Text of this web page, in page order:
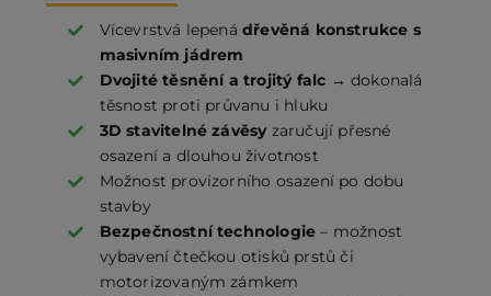
Vícevrstvá lepenádřevěná konstrukce s
masivním jádrem
Dvojité těsnění a trojitý falc → dokonalá
těsnost proti průvanu i hluku
3D stavitelné závěsy zaručují přesné
osazení a dlouhou životnost
Možnost provizorního osazení po dobu
stavby
Bezpečnostní technologie – možnost
vybavení čtečkou otisků prstů či
motorizovaným zámkem